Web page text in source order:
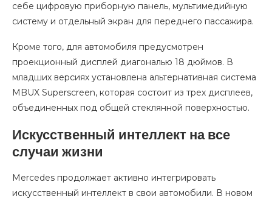
себе цифровую приборную панель, мультимедийную
систему и отдельный экран для переднего пассажира.
Кроме того, для автомобиля предусмотрен
проекционный дисплей диагональю 18 дюймов. В
младших версиях установлена альтернативная система
MBUX Superscreen, которая состоит из трех дисплеев,
объединенных под общей стеклянной поверхностью.
Искусственный интеллект на все
случаи жизни
Mercedes продолжает активно интегрировать
искусственный интеллект в свои автомобили. В новом